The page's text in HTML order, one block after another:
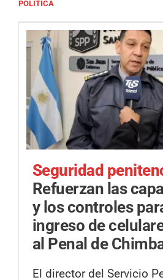
POLÍTICA
Seguridad
Refuerzan las
y los controles
ingreso de
al Penal de
El director del Servicio